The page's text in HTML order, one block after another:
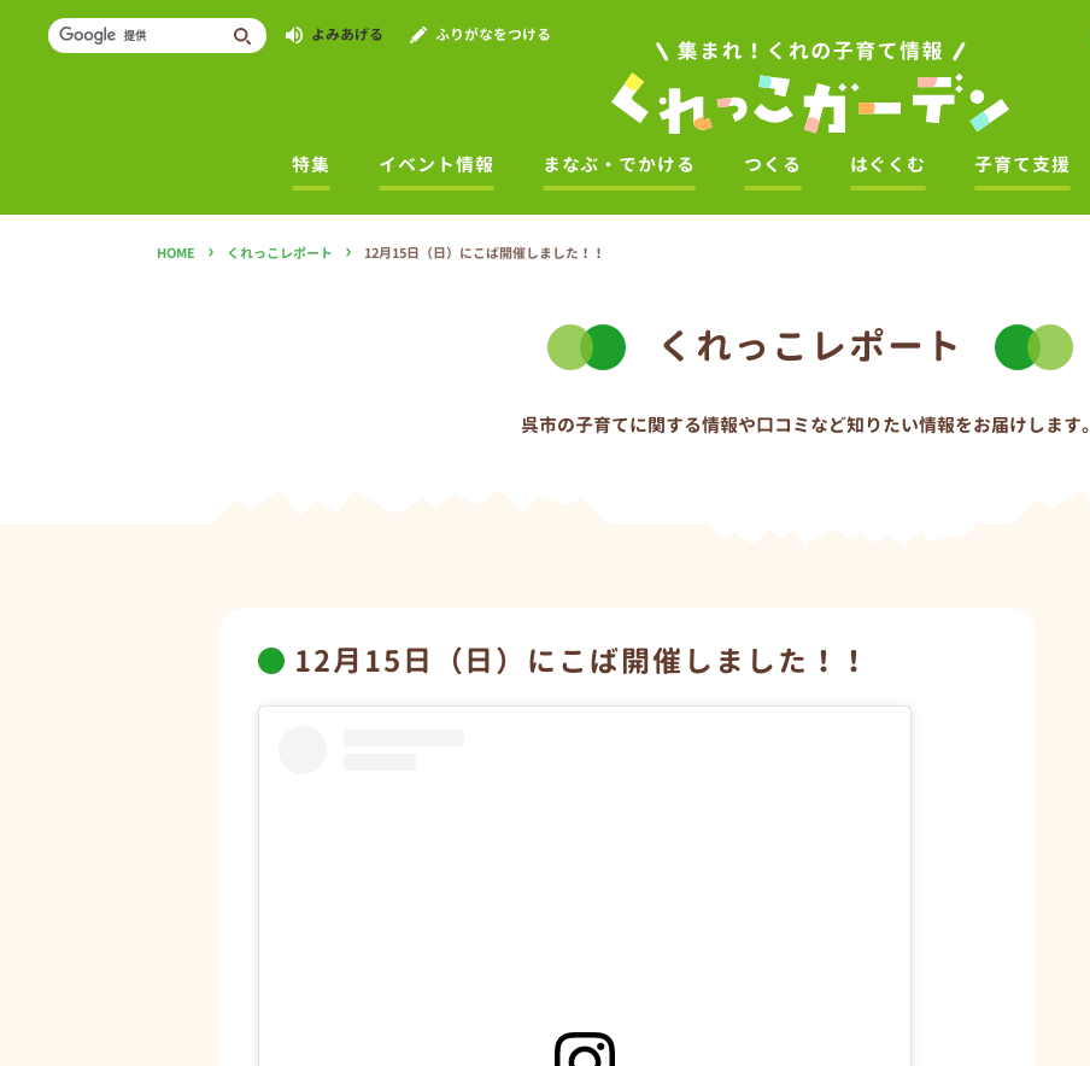
よみあげる ふりがなをつける
特集 イベント情報 まなぶ・でかける つくる はぐくむ 子育て支援
HOME › くれっこレポート › 12月15日（日）にこば開催しました！！
くれっこレポート
呉市の子育てに関する情報や口コミなど知りたい情報をお届けします。
12月15日（日）にこば開催しました！！